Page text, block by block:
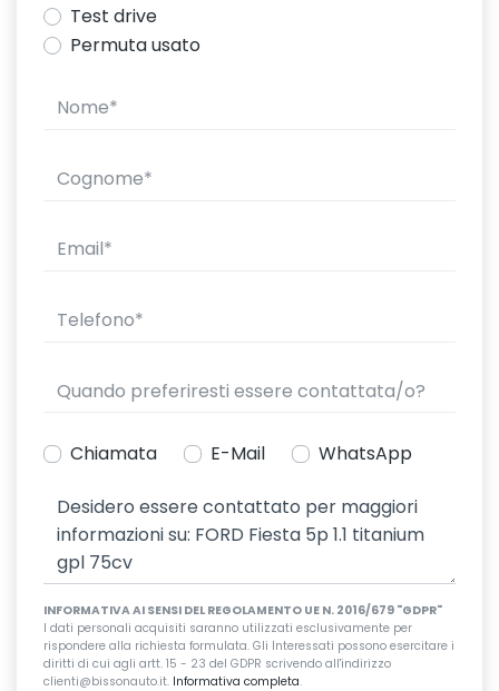
Test drive
Permuta usato
Chiamata E-Mail WhatsApp
INFORMATIVA AI SENSI DEL REGOLAMENTO UE N. 2016/679 "GDPR"
I dati personali acquisiti saranno utilizzati esclusivamente per
rispondere alla richiesta formulata. Gli Interessati possono esercitare i
diritti di cui agli artt. 15 - 23 del GDPR scrivendo all'indirizzo
clienti@bissonauto.it. Informativa completa.